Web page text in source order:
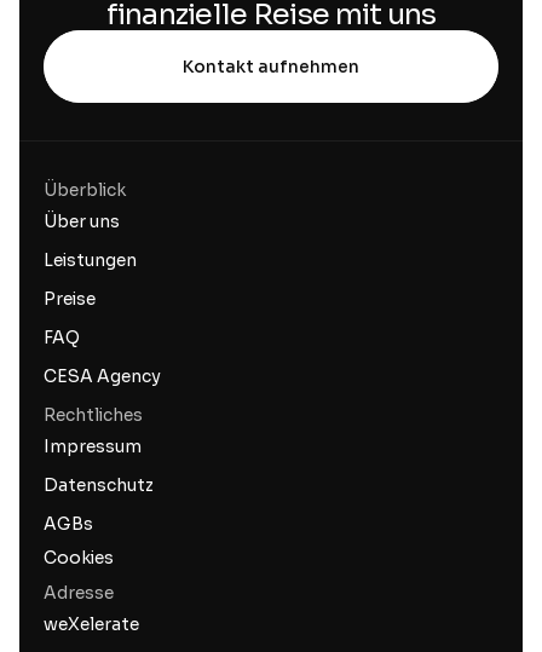
finanzielle Reise mit uns
Kontakt aufnehmen
Überblick
Über uns
Leistungen
Preise
FAQ
CESA Agency
Rechtliches
Impressum
Datenschutz
AGBs
Cookies
Adresse
weXelerate